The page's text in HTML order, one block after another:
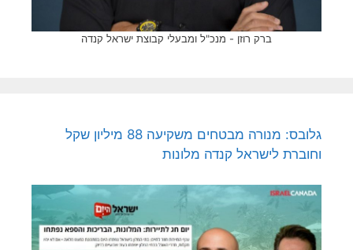
ברק רוזן - מנכ"ל ומבעלי קבוצת ישראל קנדה
גלובס: מנורה מבטחים משקיעה 88 מיליון שקל
וחוברת לישראל קנדה מלונות